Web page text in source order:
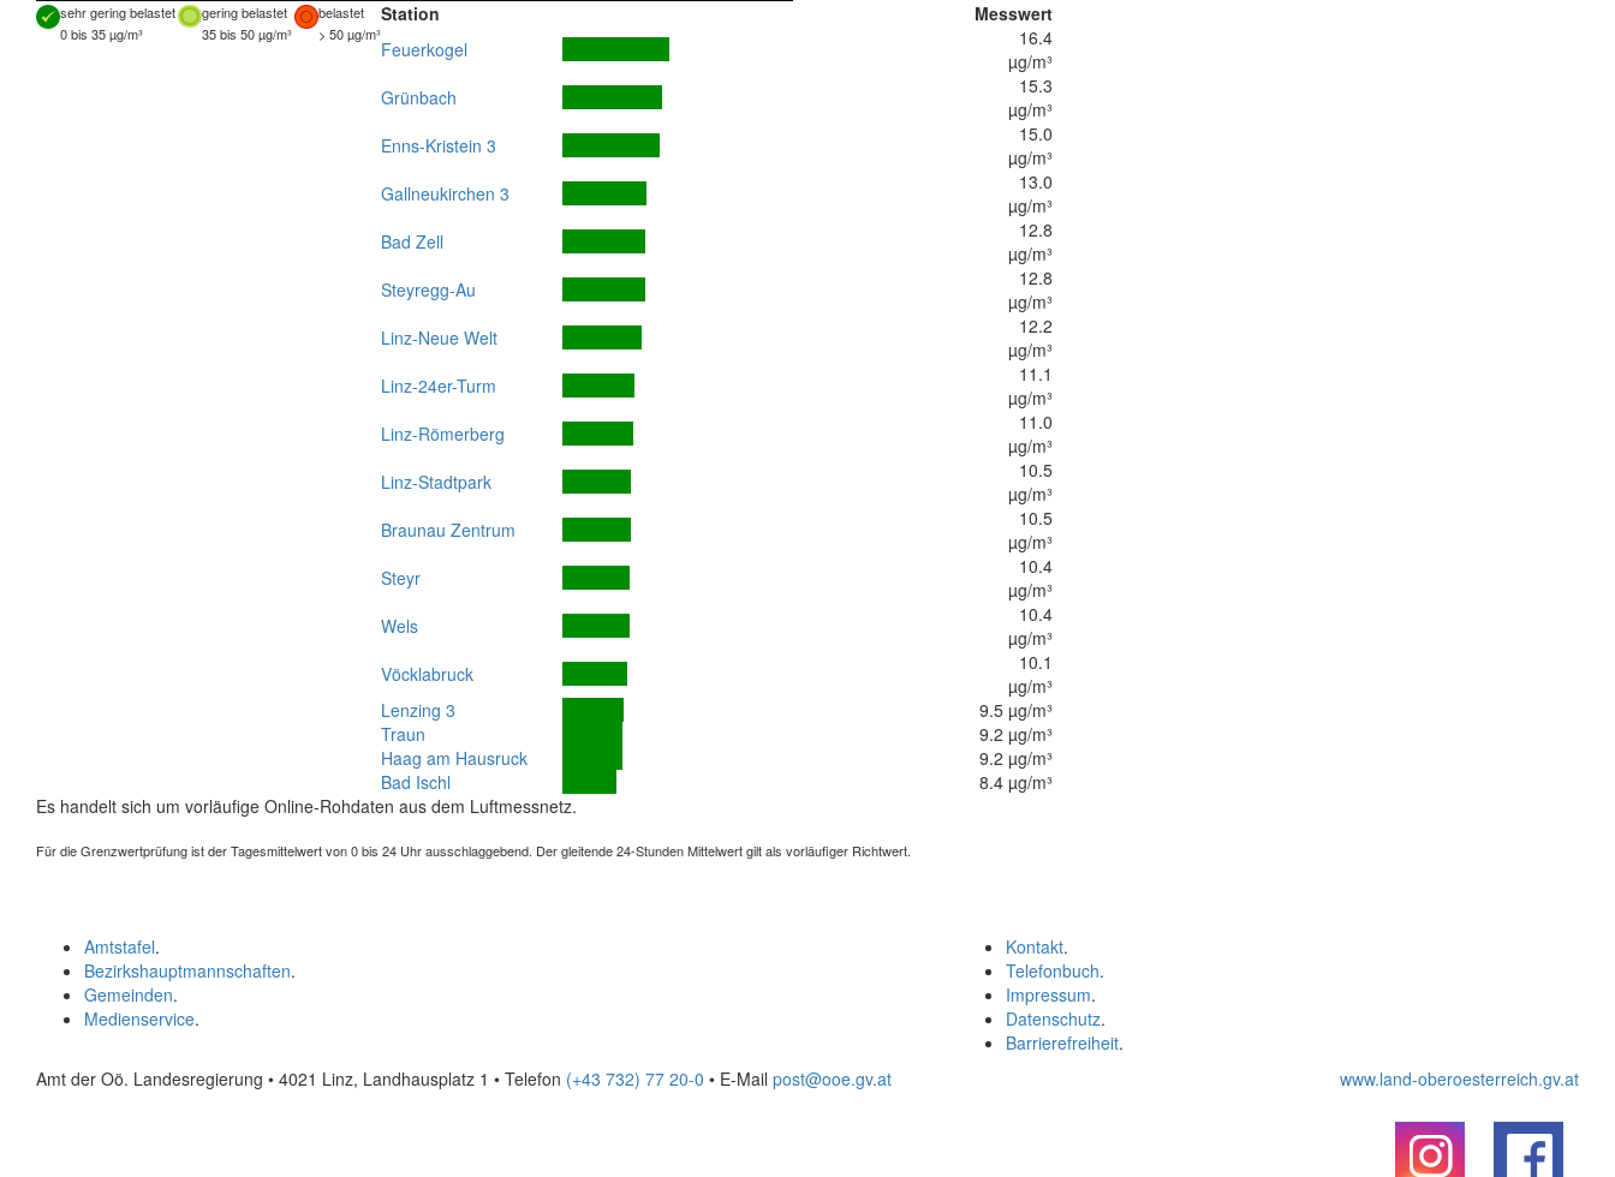
sehr gering belastet gering belastet
belastet
0 bis 35 µg/m³
35 bis 50 µg/m³ > 50 µg/m³
Station
Messwert
Feuerkogel
16.4
µg/m³
Grünbach
15.3
µg/m³
Enns-Kristein 3
15.0
µg/m³
Gallneukirchen 3
13.0
µg/m³
Bad Zell
12.8
µg/m³
Steyregg-Au
12.8
µg/m³
Linz-Neue Welt
12.2
µg/m³
Linz-24er-Turm
11.1
µg/m³
Linz-Römerberg
11.0
µg/m³
Linz-Stadtpark
10.5
µg/m³
Braunau Zentrum
10.5
µg/m³
Steyr
10.4
µg/m³
Wels
10.4
µg/m³
Vöcklabruck
10.1
µg/m³
Lenzing 3
9.5 µg/m³
Traun
9.2 µg/m³
Haag am Hausruck
9.2 µg/m³
Bad Ischl
8.4 µg/m³
Es handelt sich um vorläufige Online-Rohdaten aus dem Luftmessnetz.
Für die Grenzwertprüfung ist der Tagesmittelwert von 0 bis 24 Uhr ausschlaggebend. Der gleitende 24-Stunden Mittelwert gilt als vorläufiger Richtwert.
Kontakt.
Telefonbuch.
Impressum.
Datenschutz.
Barrierefreiheit.
Amtstafel.
Bezirkshauptmannschaften.
Gemeinden.
Medienservice.
Amt der Oö. Landesregierung • 4021 Linz, Landhausplatz 1 • Telefon (+43 732) 77 20-0 • E-Mail post@ooe.gv.at www.land-oberoesterreich.gv.at